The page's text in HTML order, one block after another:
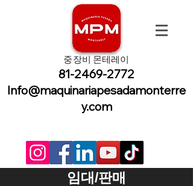
중장비 몬테레이
81-2469-2772
Info@maquinariapesadamonterre
y.com
임대/판매